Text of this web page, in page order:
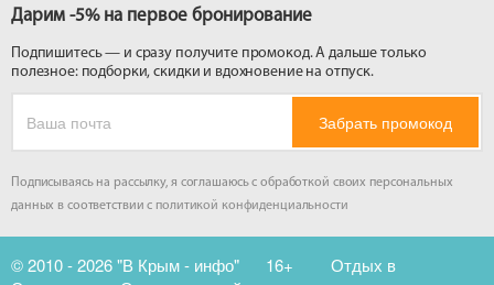
Дарим -5% на первое бронирование
Подпишитесь — и сразу получите промокод. А дальше только
полезное: подборки, скидки и вдохновение на отпуск.
Забрать промокод
Подписываясь на рассылку, я соглашаюсь с обработкой своих персональных
данных в соответствии с политикой конфиденциальности
© 2010 - 2026 "В Крым - инфо" 16+
Отдых в